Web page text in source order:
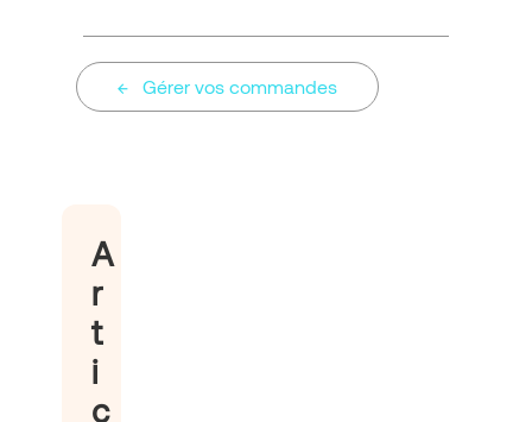
Gérer vos commandes
A
r
t
i
c